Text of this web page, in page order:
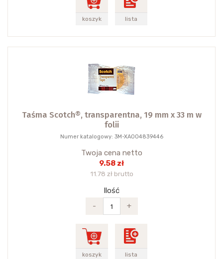
koszyk lista
Taśma Scotch®, transparentna, 19 mm x 33 m w
folii
Numer katalogowy: 3M-XA004839446
Twoja cena netto
9.58 zł
11.78 zł brutto
Ilość
-
+
koszyk lista